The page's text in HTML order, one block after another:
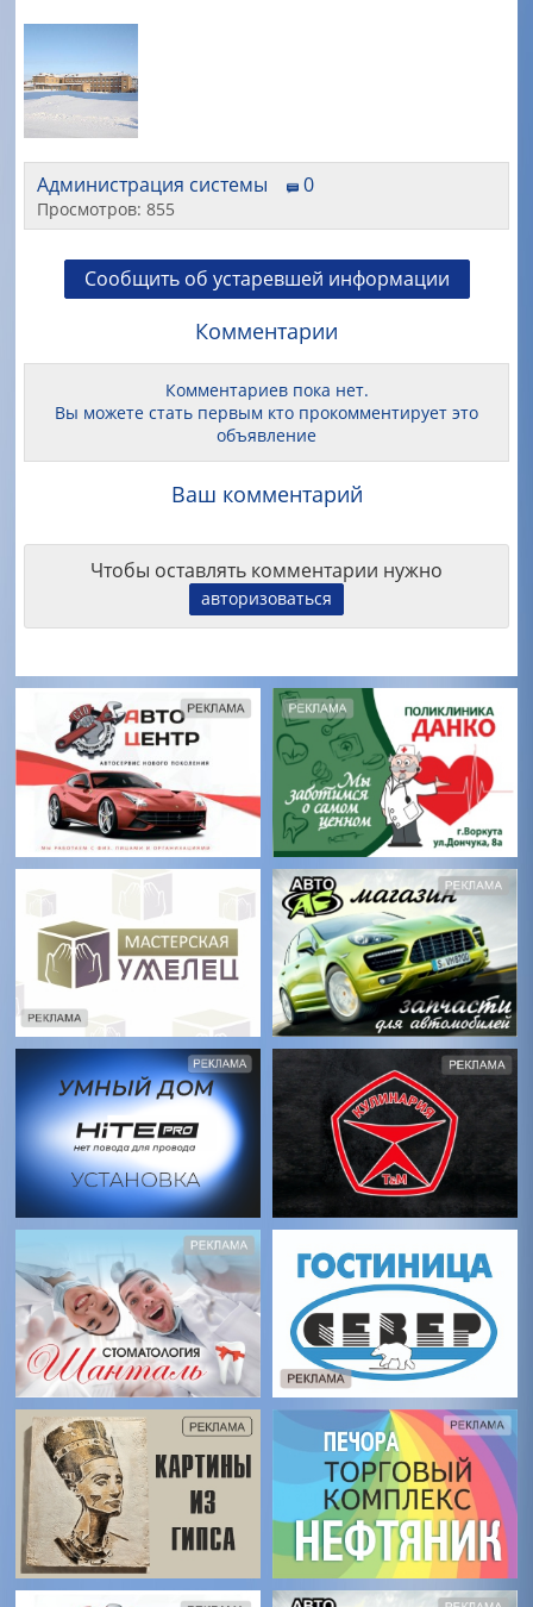
Администрация системы 0
Просмотров: 855
Сообщить об устаревшей информации
Комментарии
Комментариев пока нет.
Вы можете стать первым кто прокомментирует это
объявление
Ваш комментарий
Чтобы оставлять комментарии нужно
авторизоваться